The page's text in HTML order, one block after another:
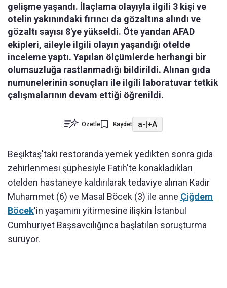
gelişme yaşandı. İlaçlama olayıyla ilgili 3 kişi ve
otelin yakınındaki fırıncı da gözaltına alındı ve
gözaltı sayısı 8'ye yükseldi. Öte yandan AFAD
ekipleri, aileyle ilgili olayın yaşandığı otelde
inceleme yaptı. Yapılan ölçümlerde herhangi bir
olumsuzluğa rastlanmadığı bildirildi. Alınan gıda
numunelerinin sonuçları ile ilgili laboratuvar tetkik
çalışmalarının devam ettiği öğrenildi.
Özetle Kaydet a-|+A
Beşiktaş'taki restoranda yemek yedikten sonra gıda
zehirlenmesi şüphesiyle Fatih'te konakladıkları
otelden hastaneye kaldırılarak tedaviye alınan Kadir
Muhammet (6) ve Masal Böcek (3) ile anne Çiğdem
Böcek'in yaşamını yitirmesine ilişkin İstanbul
Cumhuriyet Başsavcılığınca başlatılan soruşturma
sürüyor.